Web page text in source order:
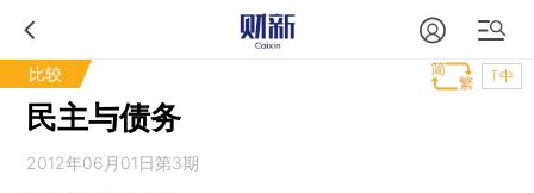
比较 T中
民主与债务
2012年06月01日第3期